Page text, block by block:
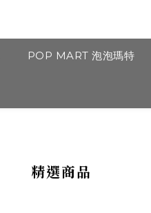
POP MART 泡泡瑪特
精選商品